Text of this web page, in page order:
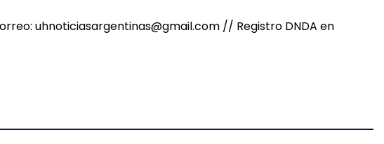
uhnoticiasargentinas@gmail.com // Registro DNDA en